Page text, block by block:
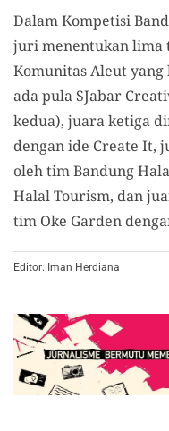
Dalam Kompetisi
juri menentukan lima
Komunitas Aleut
ada pula SJabar
kedua), juara ketiga
dengan ide Create It,
oleh tim Bandung
Halal Tourism, dan
tim Oke Garden
Editor: Iman Herdiana